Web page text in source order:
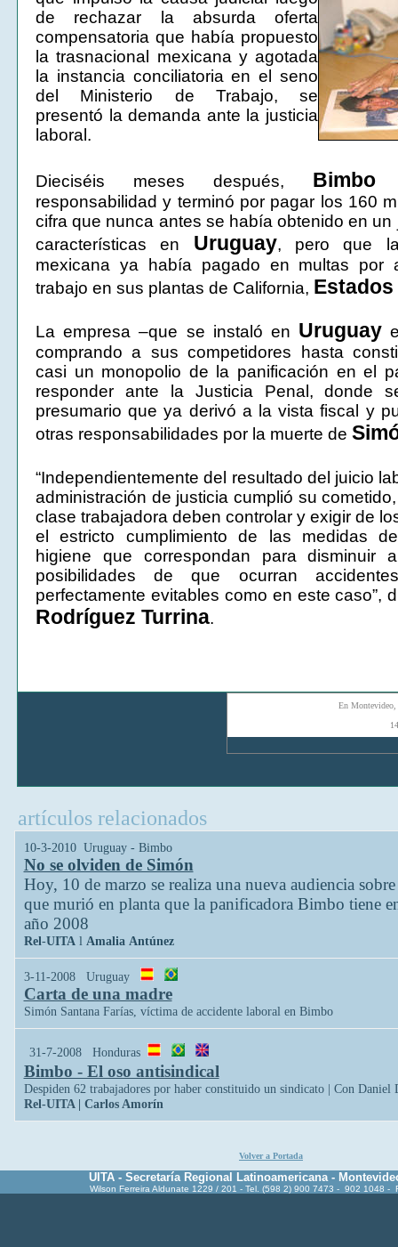
de rechazar la absurda oferta
compensatoria que había propuesto
la trasnacional mexicana y agotada
la instancia conciliatoria en el seno
del Ministerio de Trabajo, se
presentó la demanda ante la justicia
laboral.
Dieciséis meses después, Bimbo
responsabilidad y terminó por pagar los 160
cifra que nunca antes se había obtenido en un
características en Uruguay, pero que la
mexicana ya había pagado en multas por
trabajo en sus plantas de California,
La empresa –que se instaló en Uruguay
comprando a sus competidores hasta
casi un monopolio de la panificación en el
responder ante la Justicia Penal, donde
presumario que ya derivó a la vista fiscal y
otras responsabilidades por la muerte de
“Independientemente del resultado del juicio
administración de justicia cumplió su
clase trabajadora deben controlar y exigir de
el estricto cumplimiento de las medidas
higiene que correspondan para disminuir
posibilidades de que ocurran
perfectamente evitables como en este caso”,
Rodríguez Turrina.
En Montevideo,
artículos relacionados
10-3-2010 Uruguay - Bimbo
No se olviden de Simón
Hoy, 10 de marzo se realiza una nueva audiencia
que murió en planta que la panificadora Bimbo tiene
año 2008
Rel-UITA l Amalia Antúnez
3-11-2008 Uruguay
Carta de una madre
Simón Santana Farías, víctima de accidente laboral en Bimbo
31-7-2008 Honduras
Bimbo - El oso antisindical
Despiden 62 trabajadores por haber constituido un sindicato | Con Daniel
Rel-UITA | Carlos Amorín
Volver a Portada
UITA - Secretaría Regional Latinoamericana -
Wilson Ferreira Aldunate 1229 / 201 - Tel. (598 2) 900 7473 - 902 1048 -